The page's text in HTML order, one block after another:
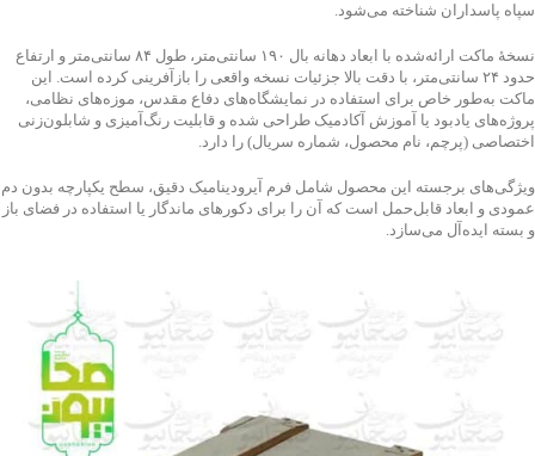
سپاه پاسداران شناخته می‌شود.
نسخهٔ ماکت ارائه‌شده با ابعاد دهانه بال ۱۹۰ سانتی‌متر، طول ۸۴ سانتی‌متر و ارتفاع
حدود ۲۴ سانتی‌متر، با دقت بالا جزئیات نسخه واقعی را بازآفرینی کرده است. این
ماکت به‌طور خاص برای استفاده در نمایشگاه‌های دفاع مقدس، موزه‌های نظامی،
پروژه‌های یادبود یا آموزش آکادمیک طراحی شده و قابلیت رنگ‌آمیزی و شابلون‌زنی
اختصاصی (پرچم، نام محصول، شماره سریال) را دارد.
ویژگی‌های برجسته این محصول شامل فرم آیرودینامیک دقیق، سطح یکپارچه بدون دم
عمودی و ابعاد قابل‌حمل است که آن را برای دکورهای ماندگار یا استفاده در فضای باز
و بسته ایده‌آل می‌سازد.